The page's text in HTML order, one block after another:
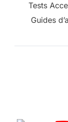
Tests
Guides